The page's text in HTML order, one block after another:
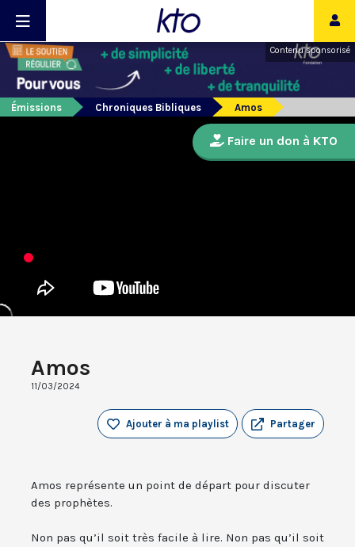
Contenu sponsorisé
Émissions Chroniques Bibliques Amos
Amos
11/03/2024
Partager
Ajouter à ma playlist
Amos représente un point de départ pour discuter
des prophètes.
Non pas qu’il soit très facile à lire. Non pas qu’il soit
Faire un don à KTO